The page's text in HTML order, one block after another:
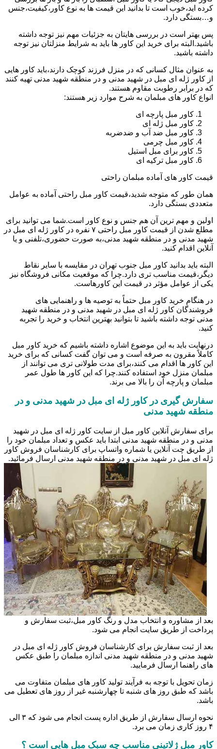
کرده اید،خوب است تا بدانید این قیمت ها به نوع کاور،کیفیت،جنس
و…بستگی دارد.
پس بهتر است در بررسی هایتان به جزئیات مهم نیز توجه داشته
باشید.البته برای خرید این کاور ها باید به شرایط منزلتان نیز توجه
داشته باشید.
به عنوان مثال کسانی که در منزل فرزند کوچک دارند،باید کاور هایی
از کاور ژله ای مبل در شهید مدنی و در منطقه شهید مدنی تهیه کنند
که در برابر رطوبت مقاوم هستند.
انواع کاور های مبلمان به شرح موارد زیر هستند:
کاور مبل پارچه ای
کاور مبل ژله ای
کاور مبل ضد آب و ضدضربه
کاور مبل چرمی
کاور برای مبل استیل
کاور مبل ترکیه ای
قیمت کاور های آماده مبلمان راحتی
همان طور که متوجه شدید،قیمت کاور مبل راحتی آماده به عوامل
متعددی بستگی دارد.
اولین و مهم ترین آن هم جنس و نوع کاور است.شما می توانید برای
مطلع شدن از قیمت کاور مبل راحتی ۷ نفره در کاور ژله ای مبل در
شهید مدنی و در منطقه شهید مدنی،به صورت حضوری،تلفنی و یا
آنلاین اقدام کنید.
البته باید بدانید کاور مبل جنوب تهران در مقایسه با سایر نقاط
دیگر،قیمت مناسب تری دارد.چرا که موقعیت مکانی فروشگاه نیز
یکی از عوامل مؤثر در قیمت این کاورهاست.
در هنگام خرید کاور مبل حتماً به توصیه ها و راهنمایی های
فروشندگان کاور ژله ای مبل در شهید مدنی و در منطقه شهید
مدنی توجه داشته باشید تا بتوانید بهترین انتخاب و خرید را تجربه
کنید.
درنهایت باید به این موضوع اشاره داشته باشیم که خرید کاور مبل
کاملاً مقرون به صرفه است و می توان گفت کسانی که برای خرید
این کاور ها اقدام می کنند،برای مدت طولانی تری می توانند از
مبلمان منزل خود استفاده کنند.چرا که این کاور ها طول عمر
مبلمان و پارچه آن را بالا می برند.
سفارش گیری در کاور ژله ای مبل در شهید مدنی و در
منطقه شهید مدنی
برای سفارش آنلاین کاور مبل از سایت کاور ژله ای مبل در شهید
مدنی و در منطقه شهید مدنی ابتدا باید عکس و تعداد مبلمان خود را
از طریق چت آنلاین یا شماره واتساپ برای کارشناسان فروش کاور
ژله ای مبل در شهید مدنی و در منطقه شهید مدنی ارسال فرمائید.
بعد از مشاوره و انتخاب مدل و رنگ کاور مبل،ثبت سفارش و
پرداخت از طریق سایت انجام می شود.
بعد از ثبت سفارش برای کارشناسان فروش کاور ژله ای مبل در
شهید مدنی و در منطقه شهید مدنی اندازه مبلمان را طبق عکس
های راهنما ارسال فرمایید.
زمان تحویل با توجه به فرآیند تولید کاور های مبلمان متفاوت می
باشد که طبق روز های شنبه تا چهارشنبه غیر از روز های تعطیل می
باشد.
نحوه ارسال سفارش از طریق اداره پست انجام می شود که ۳ الی
۴ روز کاری زمان می برد.
کاور مبل ژلاتینی مناسب چه سبک مبل هایی است ؟